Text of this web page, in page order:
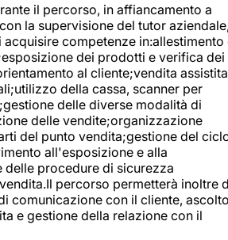
il percorso, in affiancamento a
la supervisione del tutor
competenze in:allestimento
dei prodotti e verifica dei
al cliente;vendita assistita
della cassa, scanner per
delle diverse modalità di
delle vendite;organizzazione
del punto vendita;gestione del
all'esposizione e alla
procedure di sicurezza
percorso permetterà inoltre
comunicazione con il cliente,
e gestione della relazione con il